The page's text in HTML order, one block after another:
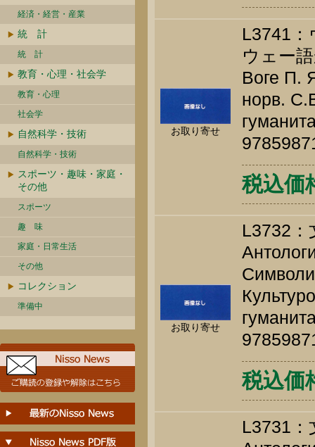
経済・経営・産業
統 計
統 計
教育・心理・社会学
教育・心理
社会学
自然科学・技術
自然科学・技術
スポーツ・趣味・家庭・
その他
スポーツ
趣 味
家庭・日常生活
その他
コレクション
準備中
お取り寄せ
L3741
ウェー
Воге П.
норв.
税込価
お取り寄せ
L3732
税込価
L3731